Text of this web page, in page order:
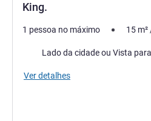
King.
1 pessoa no máximo 15 m²
Vistas: Lado da cidade ou
Ver detalhes